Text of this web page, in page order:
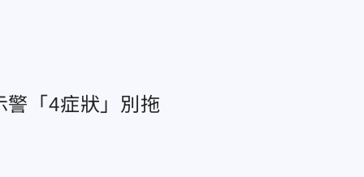
「4症狀」別拖